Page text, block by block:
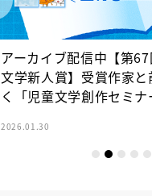
アーカイブ配信中【第
文学新人賞】受賞作家
く「児童文学創作セミナ
2026.01.30